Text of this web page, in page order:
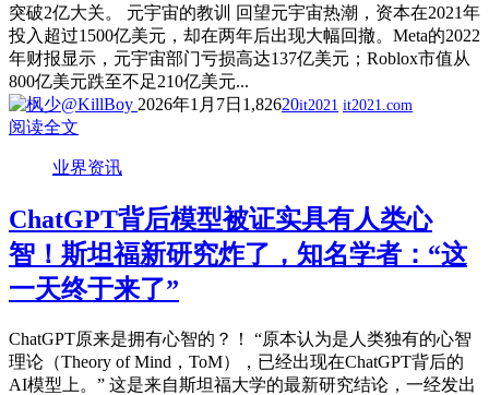
突破2亿大关。 元宇宙的教训 回望元宇宙热潮，资本在2021年
投入超过1500亿美元，却在两年后出现大幅回撤。Meta的2022
年财报显示，元宇宙部门亏损高达137亿美元；Roblox市值从
800亿美元跌至不足210亿美元...
2026年1月7日 1,82620it2021 it2021.com
阅读全文
业界资讯
ChatGPT背后模型被证实具有人类心
智！斯坦福新研究炸了，知名学者：“这
一天终于来了”
ChatGPT原来是拥有心智的？！ “原本认为是人类独有的心智
理论（Theory of Mind，ToM），已经出现在ChatGPT背后的
AI模型上。” 这是来自斯坦福大学的最新研究结论，一经发出